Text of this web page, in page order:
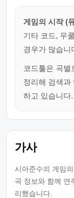
게임의 시작 (
기타 코드, 우
경우가 많습니
코드툴은 곡별
정리해 검색과
하고 있습니다.
가사
시아준수의 게임
곡 정보와 함께 연
리했습니다.